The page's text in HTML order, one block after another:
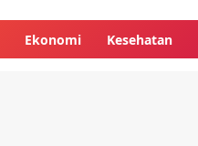
Ekonomi Kesehatan